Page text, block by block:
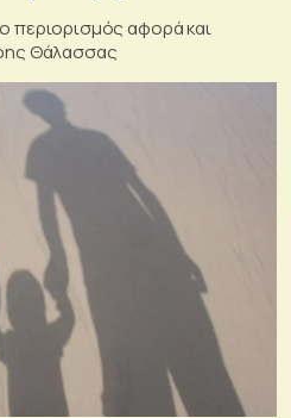
περιορισμός αφορά και
Θάλασσας